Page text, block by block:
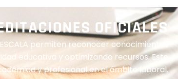
OFICIALES
permiten reconocer conocimientos
educativa y optimizando recursos. Este
y profesional en el ámbito laboral.